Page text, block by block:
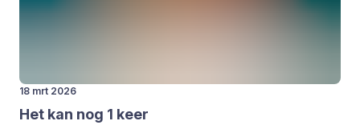
18 mrt 2026
Het kan nog 1 keer